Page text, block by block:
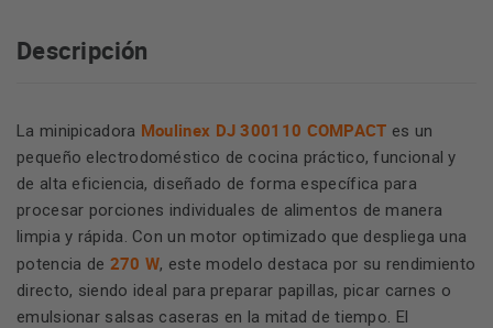
Descripción
La minipicadora Moulinex DJ 300110 COMPACT es un
pequeño electrodoméstico de cocina práctico, funcional y
de alta eficiencia, diseñado de forma específica para
procesar porciones individuales de alimentos de manera
limpia y rápida. Con un motor optimizado que despliega una
potencia de 270 W, este modelo destaca por su rendimiento
directo, siendo ideal para preparar papillas, picar carnes o
emulsionar salsas caseras en la mitad de tiempo. El